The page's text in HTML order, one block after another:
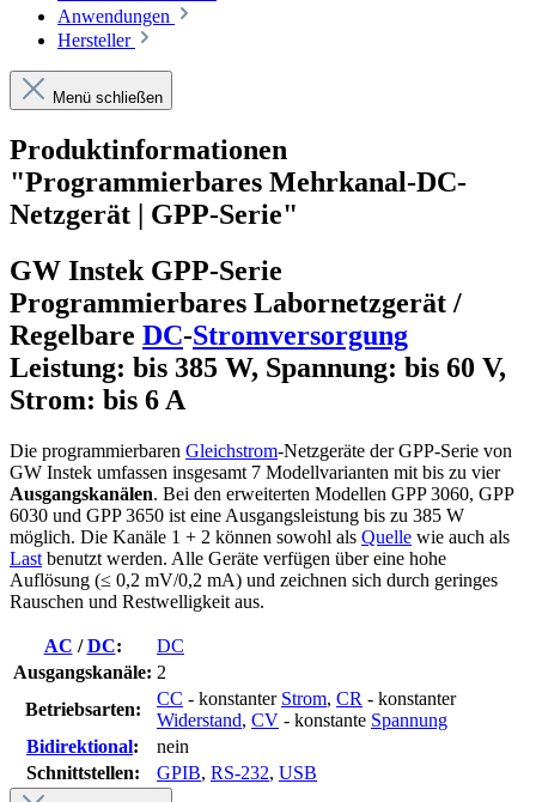
Anwendungen
Hersteller
Menü schließen
Produktinformationen
"Programmierbares Mehrkanal-DC-
Netzgerät | GPP-Serie"
GW Instek GPP-Serie
Programmierbares Labornetzgerät /
Regelbare DC-Stromversorgung
Leistung: bis 385 W, Spannung: bis 60 V,
Strom: bis 6 A
Die programmierbaren Gleichstrom-Netzgeräte der GPP-Serie von
GW Instek umfassen insgesamt 7 Modellvarianten mit bis zu vier
Ausgangskanälen. Bei den erweiterten Modellen GPP 3060, GPP
6030 und GPP 3650 ist eine Ausgangsleistung bis zu 385 W
möglich. Die Kanäle 1 + 2 können sowohl als Quelle wie auch als
Last benutzt werden. Alle Geräte verfügen über eine hohe
Auflösung (≤ 0,2 mV/0,2 mA) und zeichnen sich durch geringes
Rauschen und Restwelligkeit aus.
AC /DC:
DC
Ausgangskanäle: 2
Betriebsarten:
CC - konstanter Strom, CR - konstanter
Widerstand, CV - konstante Spannung
Bidirektional:
nein
Schnittstellen:
GPIB, RS-232, USB